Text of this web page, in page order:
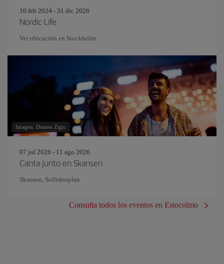
10 feb 2024 - 31 dic 2026
Nordic Life
Ver ubicación en Stockholm
Imagen: Drazen Zigic
07 jul 2026 - 11 ago 2026
Canta junto en Skansen
Skansen, Sollidenplan
Consulta todos los eventos en Estocolmo